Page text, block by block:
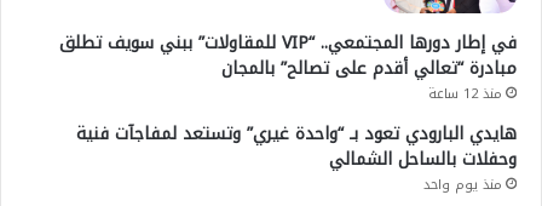
في إطار دورها المجتمعي.. “VIP للمقاولات” ببني سويف تطلق
مبادرة “تعالي أقدم على تصالح” بالمجان
منذ 12 ساعة
هايدي البارودي تعود بـ “واحدة غيري” وتستعد لمفاجآت فنية
وحفلات بالساحل الشمالي
منذ يوم واحد